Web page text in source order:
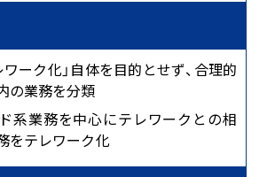
ワーク化」自体を目的とせず、合理的
の業務を分類
系業務を中心にテレワークとの相
をテレワーク化